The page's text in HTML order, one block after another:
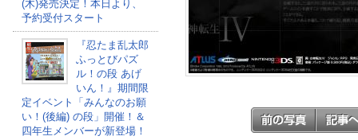
(木)発売決定！本日より、
予約受付スタート
『忍たま乱太郎
ふっとびパズ
ル！の段 あげ
いん！』期間限
定イベント「みんなのお願
い！(後編) の段」開催！＆
四年生メンバーが新登場！